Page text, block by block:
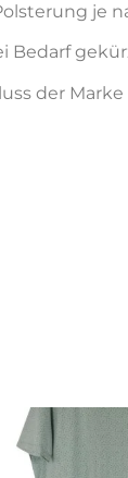
je
Bedarf
der Marke